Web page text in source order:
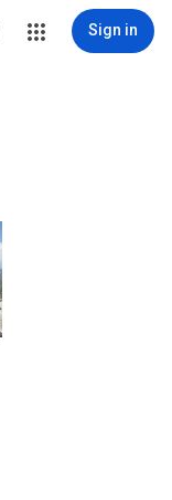
Sign in